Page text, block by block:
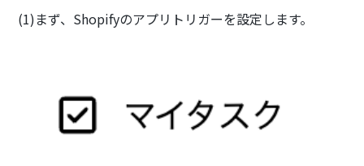
(1)まず、Shopifyのアプリトリガーを設定します。